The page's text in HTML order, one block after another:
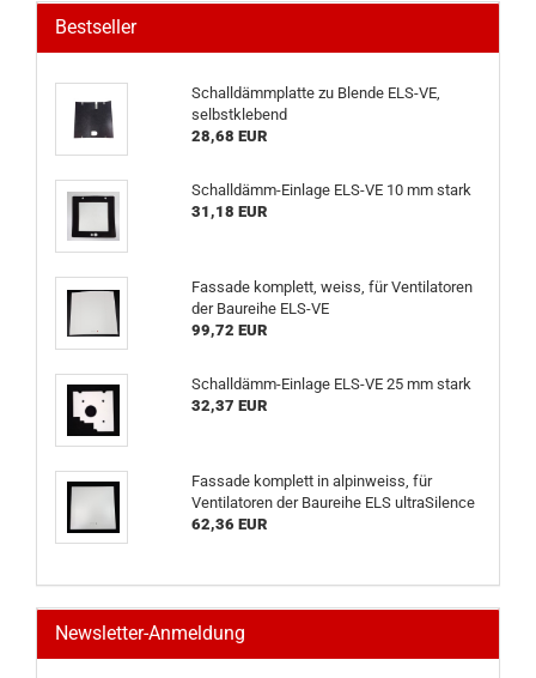
Bestseller
Schalldämmplatte zu Blende ELS-VE,
selbstklebend
28,68 EUR
Schalldämm-Einlage ELS-VE 10 mm stark
31,18 EUR
Fassade komplett, weiss, für Ventilatoren
der Baureihe ELS-VE
99,72 EUR
Schalldämm-Einlage ELS-VE 25 mm stark
32,37 EUR
Fassade komplett in alpinweiss, für
Ventilatoren der Baureihe ELS ultraSilence
62,36 EUR
Newsletter-Anmeldung